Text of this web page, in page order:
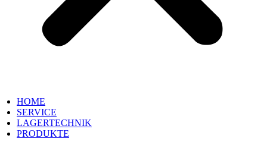
HOME
SERVICE
LAGERTECHNIK
PRODUKTE